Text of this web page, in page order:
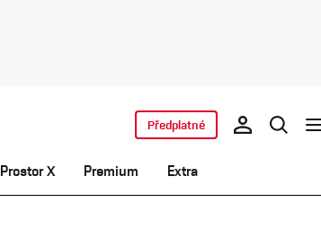
Prostor X Premium Extra
Předplatné